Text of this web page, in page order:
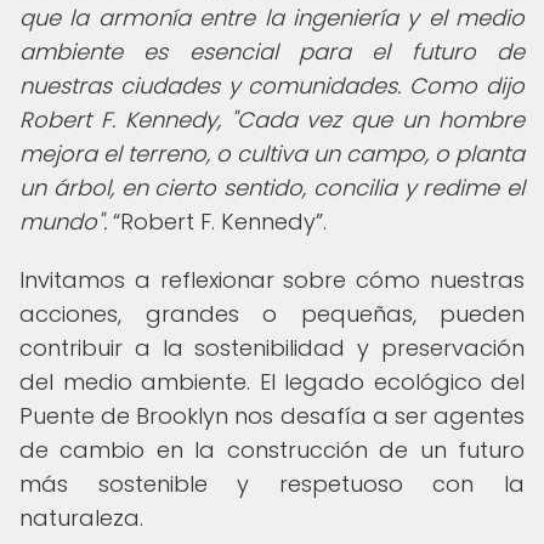
que la armonía entre la ingeniería y el medio
ambiente es esencial para el futuro de
nuestras ciudades y comunidades. Como dijo
Robert F. Kennedy, "Cada vez que un hombre
mejora el terreno, o cultiva un campo, o planta
un árbol, en cierto sentido, concilia y redime el
mundo". Robert F. Kennedy .
Invitamos a reflexionar sobre cómo nuestras
acciones, grandes o pequeñas, pueden
contribuir a la sostenibilidad y preservación
del medio ambiente. El legado ecológico del
Puente de Brooklyn nos desafía a ser agentes
de cambio en la construcción de un futuro
más sostenible y respetuoso con la
naturaleza.